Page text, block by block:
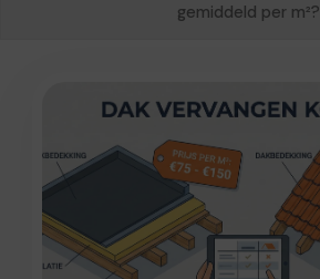
gemiddeld per m²?